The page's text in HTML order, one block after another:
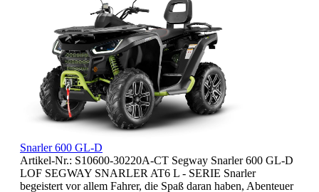
Snarler 600 GL-D
Artikel-Nr.: S10600-30220A-CT Segway Snarler 600 GL-D
LOF SEGWAY SNARLER AT6 L - SERIE Snarler
begeistert vor allem Fahrer, die Spaß daran haben, Abenteuer